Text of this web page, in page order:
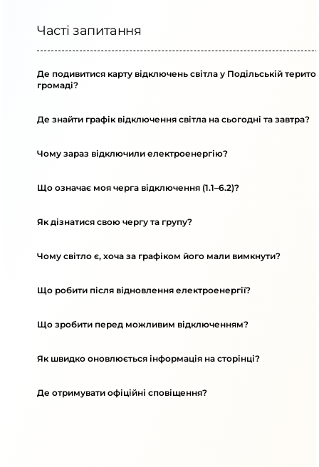
Часті запитання
Де подивитися карту відключень світла у Подільській
громаді?
Де знайти графік відключення світла на сьогодні та завтра?
Чому зараз відключили електроенергію?
Що означає моя черга відключення (1.1–6.2)?
Як дізнатися свою чергу та групу?
Чому світло є, хоча за графіком його мали вимкнути?
Що робити після відновлення електроенергії?
Що зробити перед можливим відключенням?
Як швидко оновлюється інформація на сторінці?
Де отримувати офіційні сповіщення?